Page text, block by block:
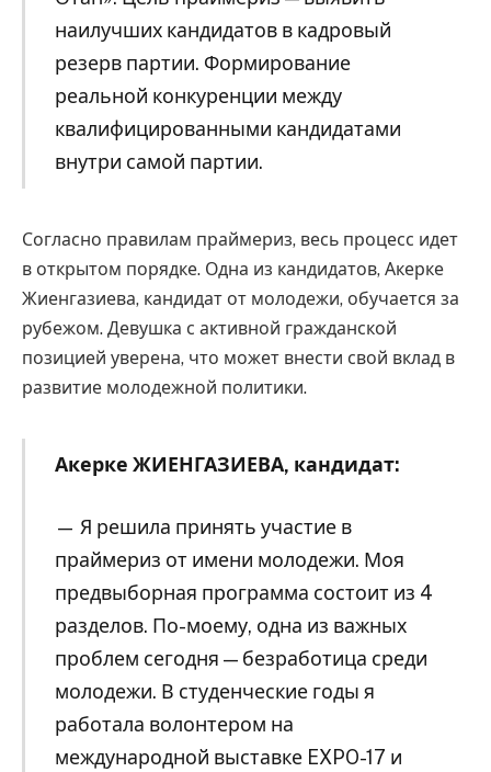
наилучших кандидатов в кадровый
резерв партии. Формирование
реальной конкуренции между
квалифицированными кандидатами
внутри самой партии.
Согласно правилам праймериз, весь процесс идет
в открытом порядке. Одна из кандидатов, Акерке
Жиенгазиева, кандидат от молодежи, обучается за
рубежом. Девушка с активной гражданской
позицией уверена, что может внести свой вклад в
развитие молодежной политики.
Акерке ЖИЕНГАЗИЕВА, кандидат:
— Я решила принять участие в
праймериз от имени молодежи. Моя
предвыборная программа состоит из 4
разделов. По-моему, одна из важных
проблем сегодня — безработица среди
молодежи. В студенческие годы я
работала волонтером на
международной выставке EXPO-17 и